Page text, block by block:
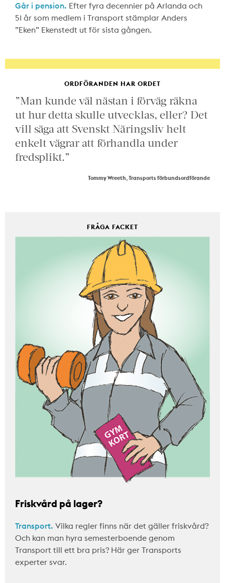
Går i pension. Efter fyra decennier på Arlanda och
51 år som medlem i Transport stämplar Anders
”Eken” Ekenstedt ut för sista gången.
ORDFÖRANDEN HAR ORDET
”Man kunde väl nästan i förväg räkna
ut hur detta skulle utvecklas, eller? Det
vill säga att Svenskt Näringsliv helt
enkelt vägrar att förhandla under
fredsplikt.”
Tommy Wreeth, Transports förbundsordförande
FRÅGA FACKET
Friskvård på lager?
Transport. Vilka regler finns när det gäller friskvård?
Och kan man hyra semesterboende genom
Transport till ett bra pris? Här ger Transports
experter svar.